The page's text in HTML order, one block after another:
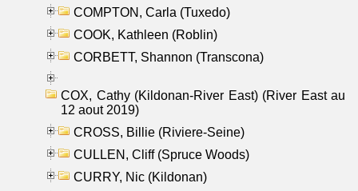
COMPTON, Carla (Tuxedo)
COOK, Kathleen (Roblin)
CORBETT, Shannon (Transcona)
COX, Cathy (Kildonan-River East) (River East au
12 aout 2019)
CROSS, Billie (Riviere-Seine)
CULLEN, Cliff (Spruce Woods)
CURRY, Nic (Kildonan)